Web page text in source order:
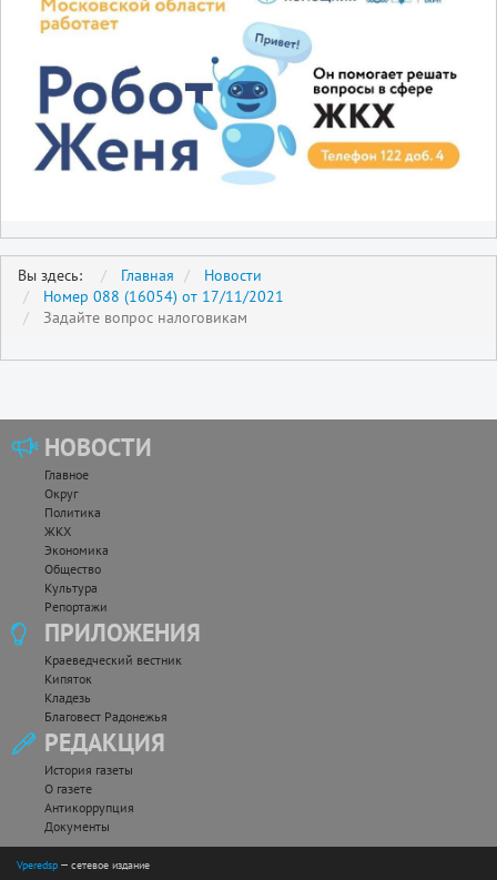
Вы здесь: Главная
Новости
Номер 088 (16054) от 17/11/2021
Задайте вопрос налоговикам
НОВОСТИ
Главное
Округ
Политика
ЖКХ
Экономика
Общество
Культура
Репортажи
ПРИЛОЖЕНИЯ
Краеведческий вестник
Кипяток
Кладезь
Благовест Радонежья
РЕДАКЦИЯ
История газеты
О газете
Антикоррупция
Документы
Vperedsp — сетевое издание